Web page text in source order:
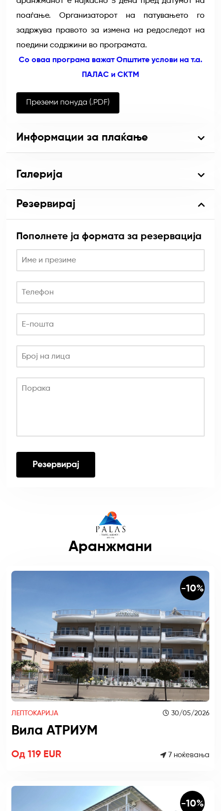
поаѓање. Организаторот на патувањето го
задржува правото за измена на редоследот на
поедини содржини во програмата.
Со оваа програма важат Општите услови на т.а.
ПАЛАС и СКТМ
Преземи понуда (.PDF)
Информации за плаќање
Галерија
Резервирај
Пополнете ја формата за резервација
Име и презиме
Телефон
Е-пошта
Број на лица
Порака
Резервирај
Аранжмани
-10%
ЛЕПТОКАРИЈА 30/05/2026
Вила АТРИУМ
Од 119 EUR 7 ноќевања
-10%